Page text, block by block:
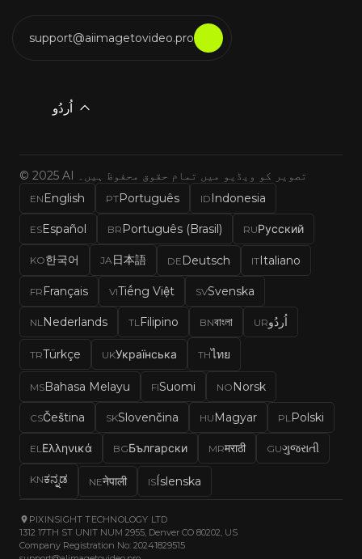
support@aiimagetovideo.pro
اُردُو
© 2025 AI تصویر کو ویڈیو میں تمام حقوق محفوظ ہیں۔
EN English PTPortuguês ID Indonesia
ESEspañol BR Português (Brasil) RUРусский
KO한국어 JA日本語 DE Deutsch ITItaliano
FR Français VITiếng Việt SVSvenska
NLNederlands TLFilipino BNবাংলা URاُردُو
TRTürkçe UKУкраїнська THไทย
MSBahasa Melayu FISuomi NO Norsk
CSČeština SKSlovenčina HU Magyar PLPolski
ELΕλληνικά BGБългарски MRमराठी GUગુજરાતી
KNಕನ್ನಡ NEनेपाली ISÍslenska
PIXINSIGHT TECHNOLOGY LTD
1312 17TH ST UNIT NUM 2955, Denver CO 80202, US
Company Registration No: 20241829515